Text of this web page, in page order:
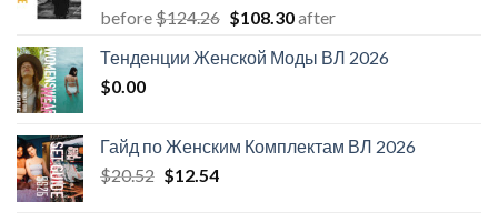
before$124.26 Первоначальная
составляла
$108.30Текущая
$108.30.
after
Тенденции Женской Моды ВЛ 2026
$0.00
Гайд по Женским Комплектам ВЛ 2026
$20.52 Первоначальная
$12.54Текущая